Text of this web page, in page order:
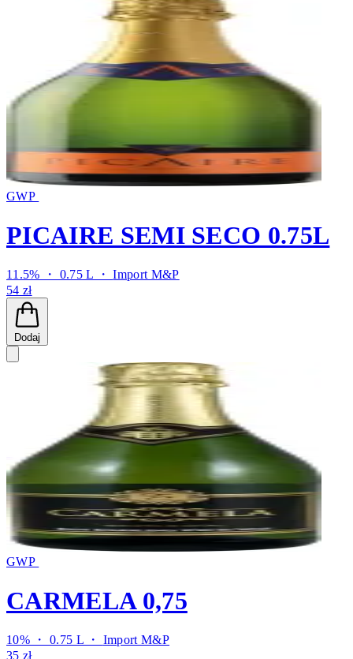
GWP
PICAIRE SEMI SECO 0.75L
11.5% ・ 0.75 L ・Import M&P
54 zł
Dodaj
GWP
CARMELA 0,75
10% ・ 0.75 L ・ Import M&P
35 zł